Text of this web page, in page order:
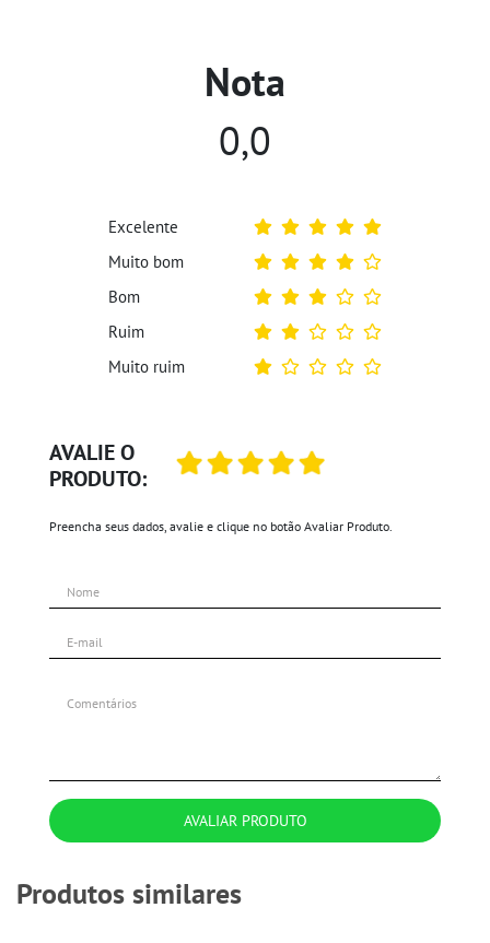
AVALIE O
PRODUTO:
Preencha seus dados, avalie e clique no botão Avaliar Produto.
AVALIAR PRODUTO
Nota
0,0
Excelente
Muito bom
Bom
Ruim
Muito ruim
Produtos similares